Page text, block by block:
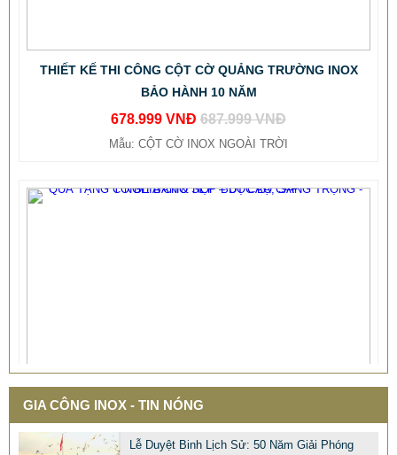
678.999 VNĐ687.999 VNĐ
Mẫu: CỘT CỜ INOX NGOÀI TRỜI
GIA CÔNG INOX - TIN NÓNG
Lễ Duyệt Binh Lịch Sử: 50 Năm Giải Phóng